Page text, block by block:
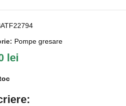
Pompe gresare
lei